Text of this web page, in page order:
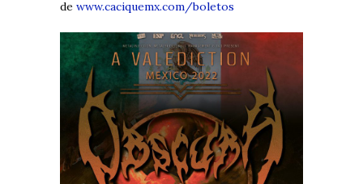
de www.caciquemx.com/boletos